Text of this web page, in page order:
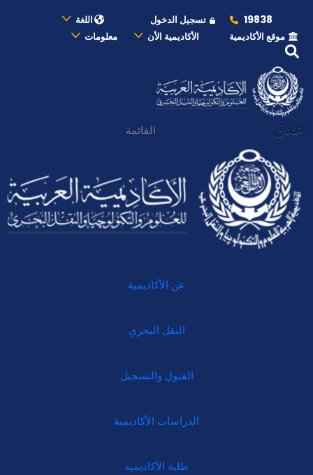
19838 تسجيل الدخول
اللغة
موقع الأكاديمية
الأكاديمية الأن معلومات
إغلاق القائمة
عن الأكاديمية
النقل البحري
القبول والتسجيل
الدراسات الأكاديمية
طلبة الأكاديمية